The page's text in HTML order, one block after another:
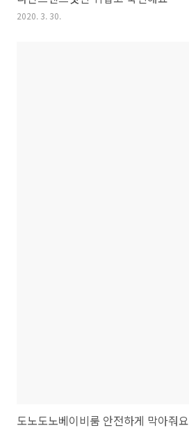
2020. 3. 30.
도노도노베이비룸 안전하게 막아줘요